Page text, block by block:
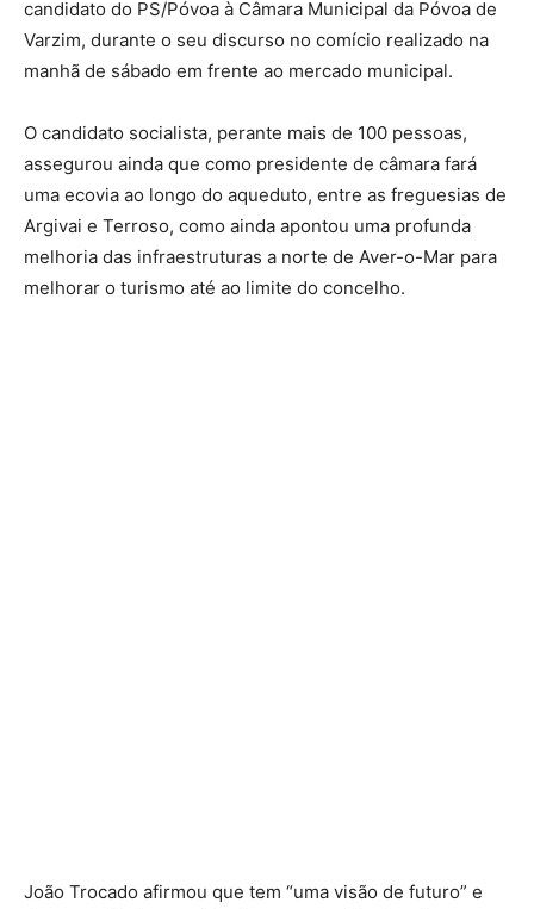
candidato do PS/Póvoa à Câmara Municipal da Póvoa de
Varzim, durante o seu discurso no comício realizado na
manhã de sábado em frente ao mercado municipal.
O candidato socialista, perante mais de 100 pessoas,
assegurou ainda que como presidente de câmara fará
uma ecovia ao longo do aqueduto, entre as freguesias de
Argivai e Terroso, como ainda apontou uma profunda
melhoria das infraestruturas a norte de Aver-o-Mar para
melhorar o turismo até ao limite do concelho.
João Trocado afirmou que tem “uma visão de futuro” e